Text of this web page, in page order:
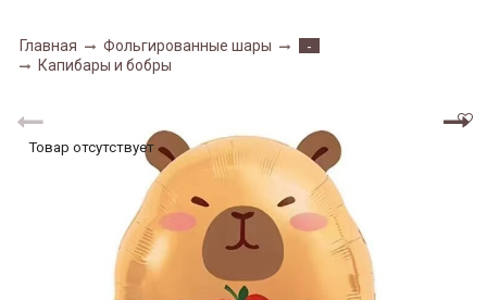
Главная Фольгированные шары
-
Капибары и бобры
Товар отсутствует